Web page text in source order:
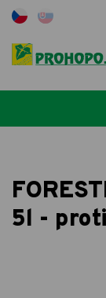
5l -